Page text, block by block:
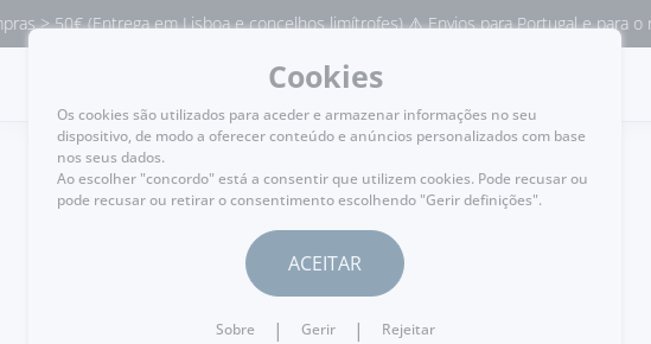
(Entrega em Lisboa e concelhos limítrofes) ⚠️ Envios para Portugal e para o resto
MENU
VOLTAR
Cookies
Os cookies são utilizados para aceder e armazenar informações no seu
dispositivo, de modo a oferecer conteúdo e anúncios personalizados com base
nos seus dados.
Ao escolher "concordo" está a consentir que utilizem cookies. Pode recusar ou
pode recusar ou retirar o consentimento escolhendo "Gerir definições".
ACEITAR
Sobre | Gerir | Rejeitar